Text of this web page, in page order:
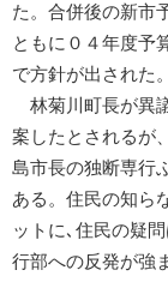
た。合併後の新市
ともに０４年度予
で方針が出された。
林菊川町長が異
案したとされるが
島市長の独断専行
ある。住民の知ら
ットに､住民の疑
行部への反発が強